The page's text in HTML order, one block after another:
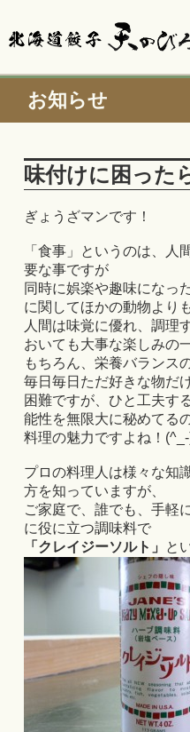
お知らせ
味付けに困った
ぎょうざマンです！
「食事」というのは、人
要な事ですが
同時に娯楽や趣味になっ
に関してほかの動物より
人間は味覚に優れ、調理
おいても大事な楽しみの
もちろん、栄養バランス
毎日毎日ただ好きな物だ
困難ですが、ひと工夫す
能性を無限大に秘めてる
料理の魅力ですよね！
プロの料理人は様々な知
方を知っていますが、
ご家庭で、誰でも、手軽
に役に立つ調味料で
「クレイジーソルト」
と